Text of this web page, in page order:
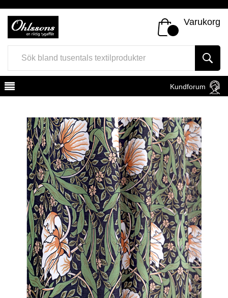
Varukorg
Kundforum
Register Sign In